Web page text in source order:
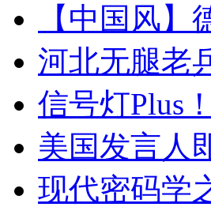
【中国风
河北无腿老
信号灯Plus
美国发言人
现代密码学